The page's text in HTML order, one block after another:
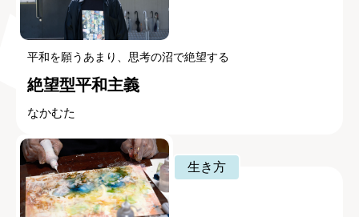
平和を願うあまり、思考の沼で絶望する
絶望型平和主義
なかむた
生き方